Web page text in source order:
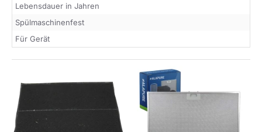
Lebensdauer in Jahren
Spülmaschinenfest
Für Gerät